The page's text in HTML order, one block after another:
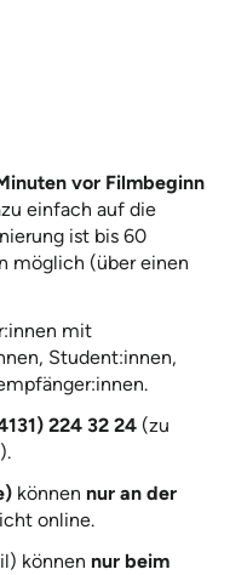
vor Filmbeginn
einfach auf die
ist bis 60
möglich (über einen
mit
Student:innen,
224 32 24 (zu
können nur an der
online.
können nur beim